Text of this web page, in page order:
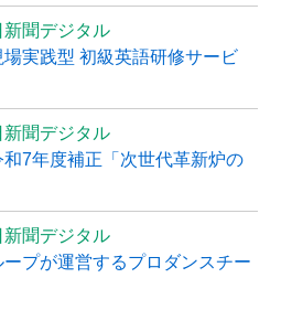
新聞デジタル
実践型 初級英語研修サービ
新聞デジタル
和7年度補正「次世代革新炉の
新聞デジタル
プが運営するプロダンスチー